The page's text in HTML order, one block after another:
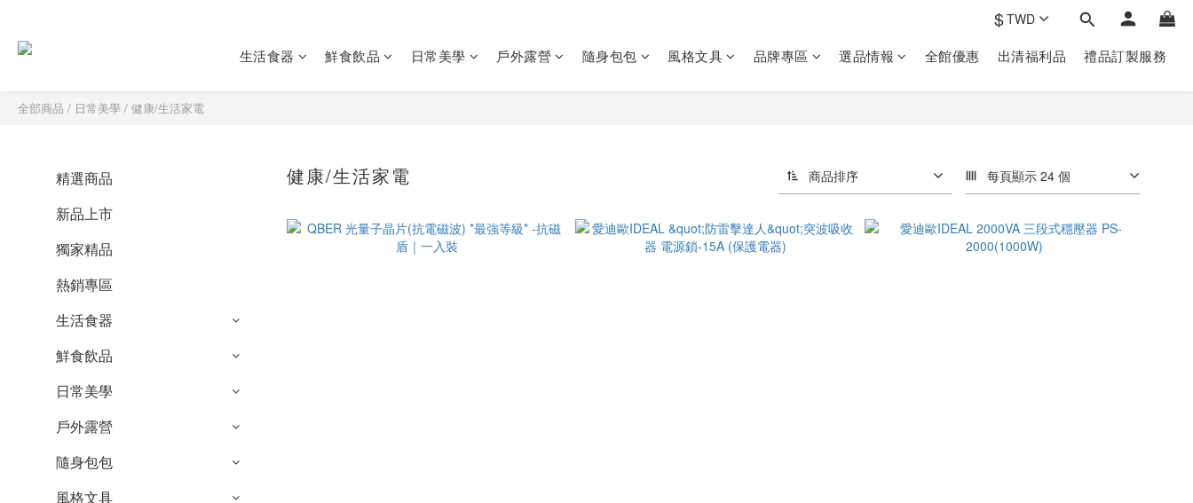
$TWD
生活食器 鮮食飲品 日常美學 戶外露營 隨身包包 風格文具 品牌專區 選品情報 全館優惠 出清福利品 禮品訂製‎服務
全部商品 / 日常美學 / 健康/生活家電
精選商品
新品上市
獨家精品
熱銷專區
生活食器
鮮食飲品
日常美學
戶外露營
隨身包包
風格文具
健康/生活家電 商品排序 每頁顯示 24 個